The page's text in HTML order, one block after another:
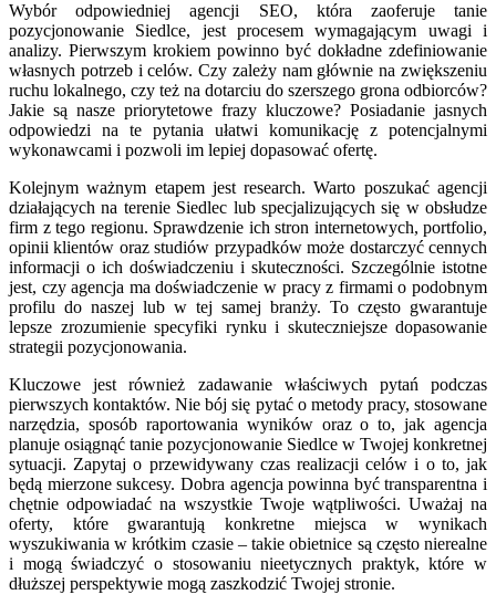
Wybór odpowiedniej agencji SEO, która zaoferuje tanie
pozycjonowanie Siedlce, jest procesem wymagającym uwagi i
analizy. Pierwszym krokiem powinno być dokładne zdefiniowanie
własnych potrzeb i celów. Czy zależy nam głównie na zwiększeniu
ruchu lokalnego, czy też na dotarciu do szerszego grona odbiorców?
Jakie są nasze priorytetowe frazy kluczowe? Posiadanie jasnych
odpowiedzi na te pytania ułatwi komunikację z potencjalnymi
wykonawcami i pozwoli im lepiej dopasować ofertę.
Kolejnym ważnym etapem jest research. Warto poszukać agencji
działających na terenie Siedlec lub specjalizujących się w obsłudze
firm z tego regionu. Sprawdzenie ich stron internetowych, portfolio,
opinii klientów oraz studiów przypadków może dostarczyć cennych
informacji o ich doświadczeniu i skuteczności. Szczególnie istotne
jest, czy agencja ma doświadczenie w pracy z firmami o podobnym
profilu do naszej lub w tej samej branży. To często gwarantuje
lepsze zrozumienie specyfiki rynku i skuteczniejsze dopasowanie
strategii pozycjonowania.
Kluczowe jest również zadawanie właściwych pytań podczas
pierwszych kontaktów. Nie bój się pytać o metody pracy, stosowane
narzędzia, sposób raportowania wyników oraz o to, jak agencja
planuje osiągnąć tanie pozycjonowanie Siedlce w Twojej konkretnej
sytuacji. Zapytaj o przewidywany czas realizacji celów i o to, jak
będą mierzone sukcesy. Dobra agencja powinna być transparentna i
chętnie odpowiadać na wszystkie Twoje wątpliwości. Uważaj na
oferty, które gwarantują konkretne miejsca w wynikach
wyszukiwania w krótkim czasie – takie obietnice są często nierealne
i mogą świadczyć o stosowaniu nieetycznych praktyk, które w
dłuższej perspektywie mogą zaszkodzić Twojej stronie.